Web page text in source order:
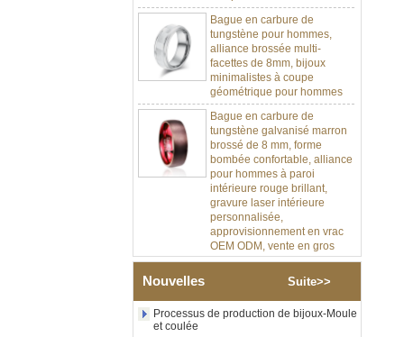
Bague en carbure de
tungstène pour hommes,
alliance brossée multi-
facettes de 8mm, bijoux
minimalistes à coupe
géométrique pour hommes
Bague en carbure de
tungstène galvanisé marron
brossé de 8 mm, forme
bombée confortable, alliance
pour hommes à paroi
intérieure rouge brillant,
gravure laser intérieure
personnalisée,
approvisionnement en vrac
OEM ODM, vente en gros
d'usine
tungstène argenté poli de 8
mm, incrustation centrale
d'opale bleue écrasée avec
Nouvelles Suite>>
Processus de production de bijoux-Moule
et coulée